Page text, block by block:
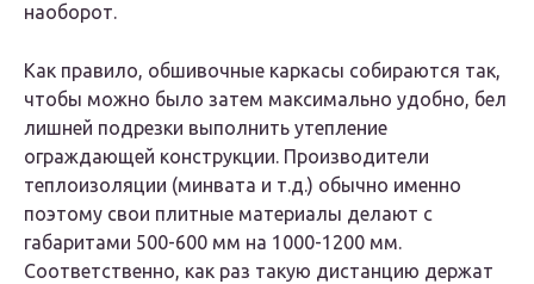
наоборот.
Как правило, обшивочные каркасы собираются так,
чтобы можно было затем максимально удобно, бел
лишней подрезки выполнить утепление
ограждающей конструкции. Производители
теплоизоляции (минвата и т.д.) обычно именно
поэтому свои плитные материалы делают с
габаритами 500-600 мм на 1000-1200 мм.
Соответственно, как раз такую дистанцию держат